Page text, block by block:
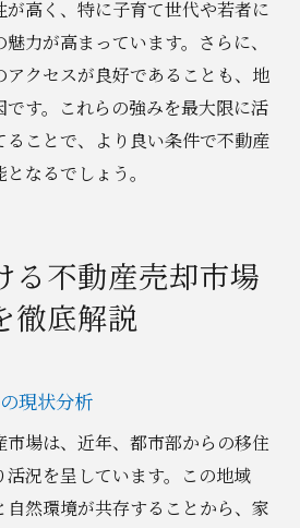
が高く、特に子育て世代や若者に
力が高まっています。さらに、
クセスが良好であることも、地
す。これらの強みを最大限に活
ることで、より良い条件で不動産
なるでしょう。
る不動産売却市場
徹底解説
現状分析
場は、近年、都市部からの移住
況を呈しています。この地域
自然環境が共存することから、家